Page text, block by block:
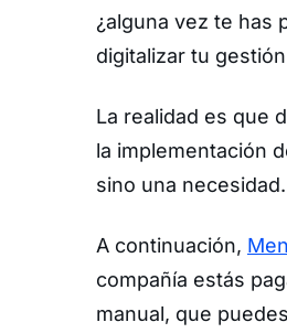
¿alguna vez te has
digitalizar tu
La realidad es que
la implementación
sino una necesidad.
A continuación,
compañía estás
manual, que